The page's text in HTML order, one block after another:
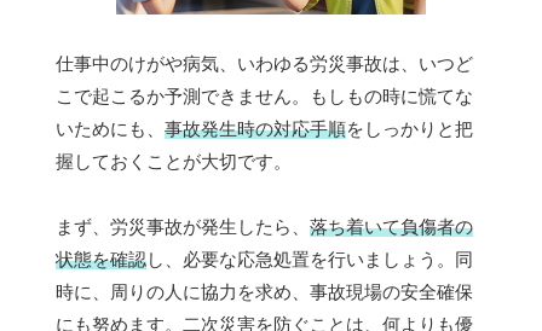
仕事中のけがや病気、いわゆる労災事故は、いつど
こで起こるか予測できません。もしもの時に慌てな
いためにも、 事故発生時の対応手順をしっかりと把
握しておくことが大切です。
まず、労災事故が発生したら、 落ち着いて負傷者の
状態を確認し、必要な応急処置を行いましょう。同
時に、周りの人に協力を求め、事故現場の安全確保
にも努めます。二次災害を防ぐことは、何よりも優